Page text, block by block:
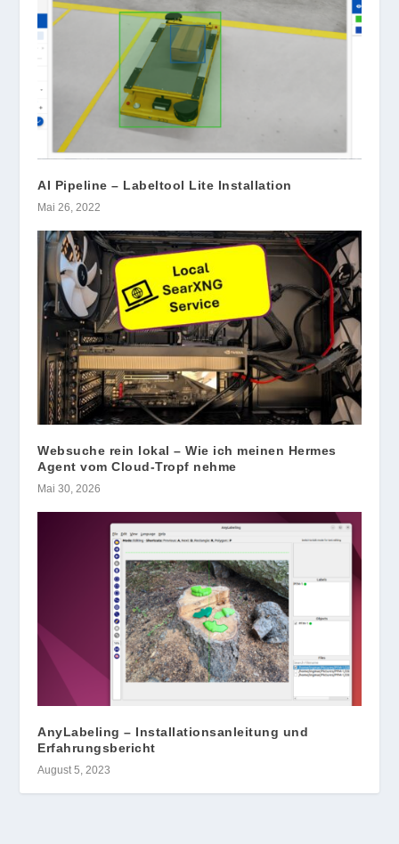
AI Pipeline – Labeltool Lite Installation
Mai 26, 2022
Websuche rein lokal – Wie ich meinen Hermes
Agent vom Cloud-Tropf nehme
Mai 30, 2026
AnyLabeling – Installationsanleitung und
Erfahrungsbericht
August 5, 2023